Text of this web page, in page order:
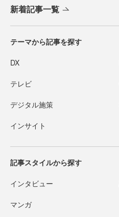
新着記事一覧
テーマから記事を探す
DX
テレビ
デジタル施策
インサイト
記事スタイルから探す
インタビュー
マンガ